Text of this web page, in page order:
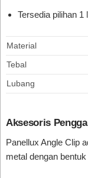
Tersedia pilihan 1
Material
Tebal
Lubang
Aksesoris
Panellux Angle Clip
metal dengan